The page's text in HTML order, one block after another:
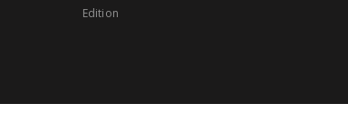
Edition